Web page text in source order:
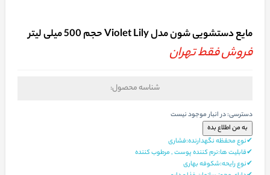
مایع دستشویی شون مدل Violet Lily حجم 500 میلی لیتر
فروش فقط تهران
شناسه محصول:
دسترسی:در انبار موجود نیست
✔نوع محفظه نگهدارنده:فشاری
✔قابلیت ها:نرم کننده پوست , مرطوب کننده
✔نوع رایحه:شکوفه بهاری